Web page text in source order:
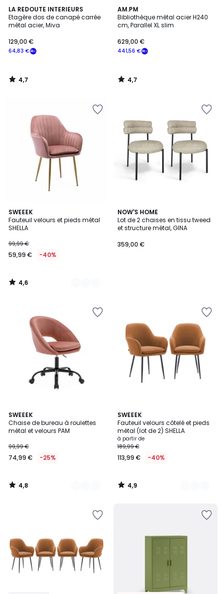
LA REDOUTE INTERIEURS
Etagère dos de canapé carrée
métal acier, Miva
64,83 €
129,00 €
4,7
/ 5
4,7
/
AM.PM
Bibliothèque métal acier H240
cm, Parallel XL slim
441,56 €
629,00 €
4,7
/ 5
4,7
/
SWEEEK
Fauteuil velours et pieds métal
SHELLA
99,99 €
59,99 € -40%
4,6
/ 5
2
Couleurs
4,6
/
NOW'S HOME
Lot de 2 chaises en tissu tweed
et structure métal, GINA
359,00 €
SWEEEK
Chaise de bureau à roulettes
métal et velours PAM
99,99 €
74,99 € -25%
4,8
/ 5
2
Couleurs
4,8
/
SWEEEK
Fauteuil velours côtelé et pieds
métal (lot de 2) SHELLA
à partir de
189,99 €
113,99 € -40%
4,9
/ 5
5
Couleurs
4,9
/